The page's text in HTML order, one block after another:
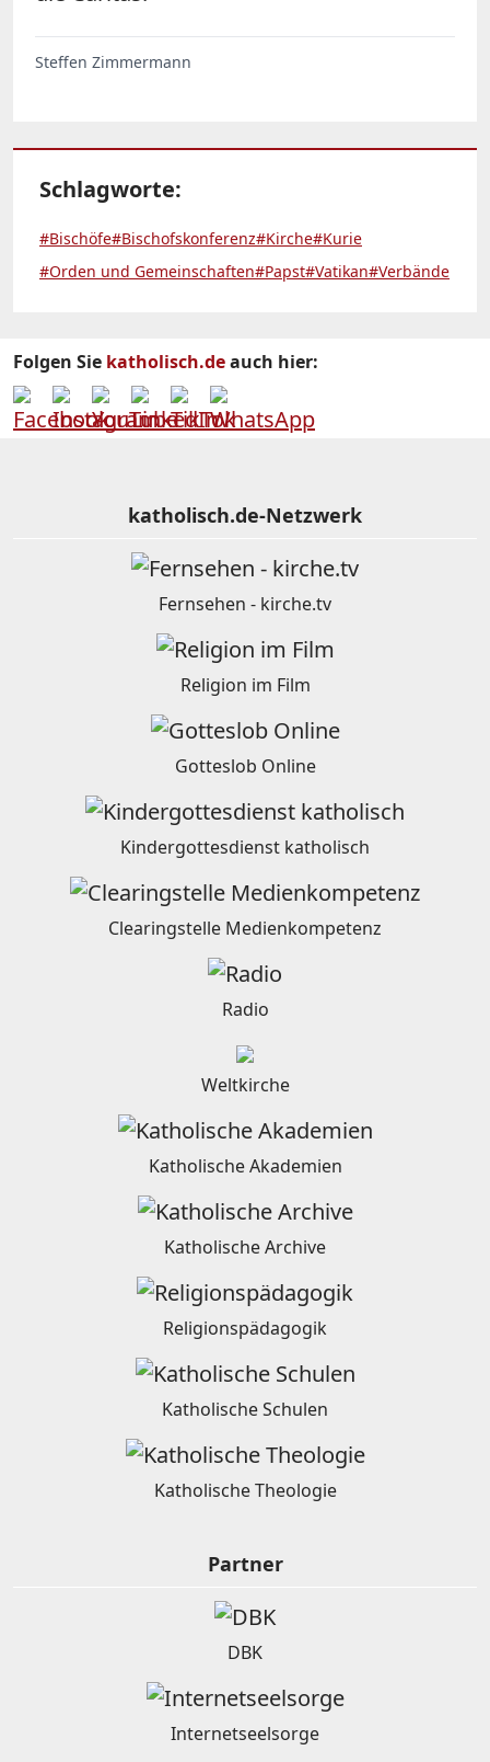
Steffen Zimmermann
Schlagworte:
#Bischöfe#Bischofskonferenz#Kirche#Kurie
#Orden und Gemeinschaften#Papst#Vatikan#Verbände
Folgen Sie katholisch.deauch hier:
katholisch.de-Netzwerk
Fernsehen - kirche.tv
Religion im Film
Gotteslob Online
Kindergottesdienst katholisch
Clearingstelle Medienkompetenz
Radio
Weltkirche
Katholische Akademien
Katholische Archive
Religionspädagogik
Katholische Schulen
Katholische Theologie
Partner
DBK
Internetseelsorge